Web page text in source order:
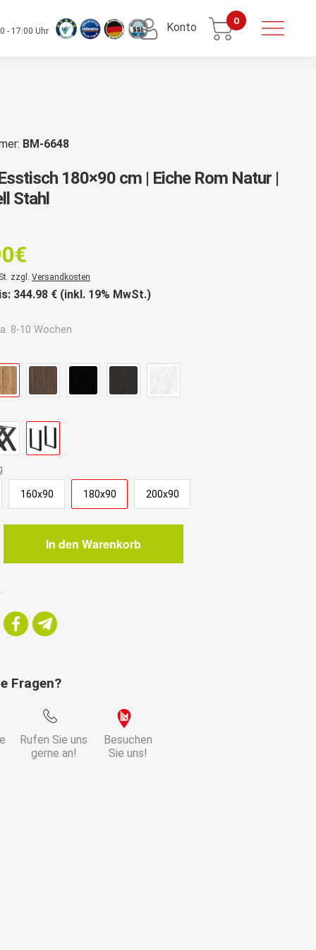
- 17:00 Uhr Konto 0
BM-6648
180×90 cm | Eiche Rom Natur |
Stahl
€
zzgl. Versandkosten
344.98 € (inkl. 19% MwSt.)
8-10 Wochen
160x90 180x90 200x90
In den Warenkorb
Fragen?
Rufen Sie uns
gerne an!
Besuchen
Sie uns!